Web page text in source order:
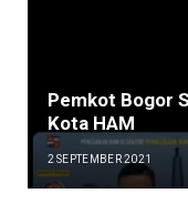
Pemkot Bogor
Kota HAM
2 SEPTEMBER 2021